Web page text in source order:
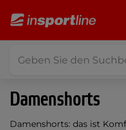
Damenshorts
Damenshorts: das ist